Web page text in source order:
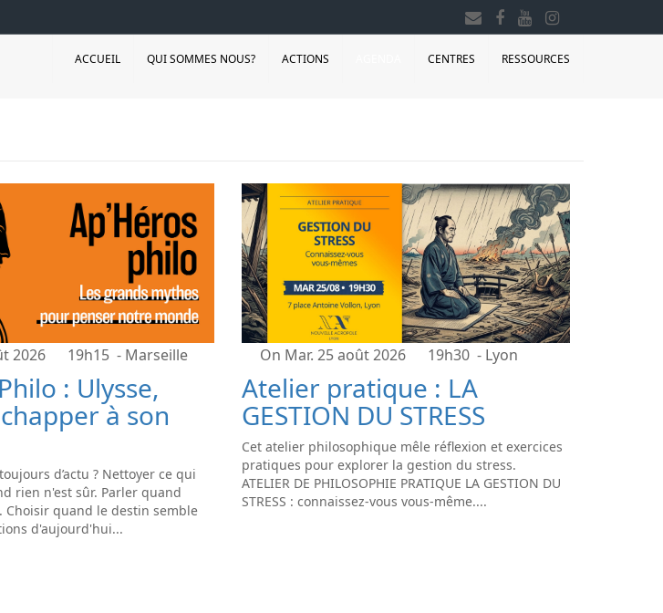
ACCUEIL QUI SOMMES NOUS? ACTIONS CENTRES RESSOURCES
2026 19h15 - Marseille
: Ulysse,
à son
d’actu ? Nettoyer ce qui
rien n'est sûr. Parler quand
Choisir quand le destin semble
d'aujourd'hui...
On Mar. 25 août 2026 19h30 - Lyon
Atelier pratique : LA
GESTION DU STRESS
Cet atelier philosophique mêle réflexion et exercices
pratiques pour explorer la gestion du stress.
ATELIER DE PHILOSOPHIE PRATIQUE LA GESTION DU
STRESS : connaissez-vous vous-même....